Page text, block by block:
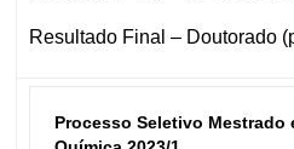
Resultado Final – Doutorado
Processo Seletivo Mestrado